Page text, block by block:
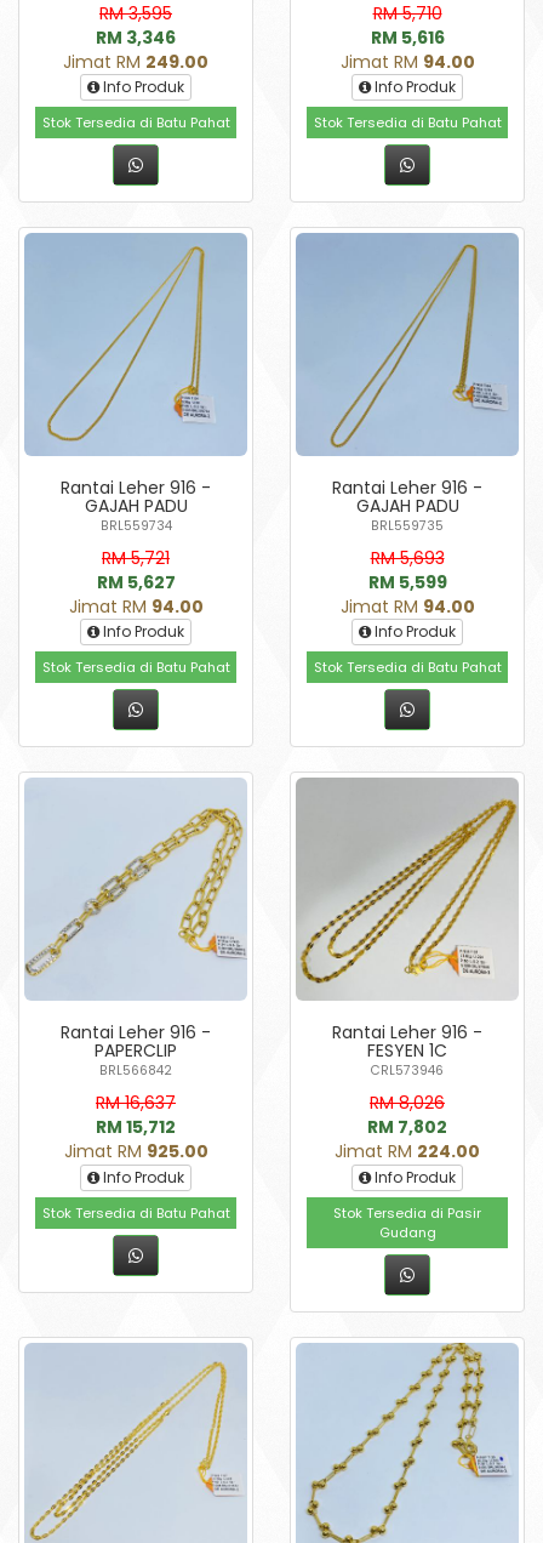
RM 3,595
RM 3,346
Jimat RM 249.00
Info Produk
Stok Tersedia di Batu Pahat
RM 5,710
RM 5,616
Jimat RM 94.00
Info Produk
Stok Tersedia di Batu Pahat
Rantai Leher 916 -
GAJAH PADU
BRL559734
RM 5,721
RM 5,627
Jimat RM 94.00
Info Produk
Stok Tersedia di Batu Pahat
Rantai Leher 916 -
GAJAH PADU
BRL559735
RM 5,693
RM 5,599
Jimat RM 94.00
Info Produk
Stok Tersedia di Batu Pahat
Rantai Leher 916 -
PAPERCLIP
BRL566842
RM 16,637
RM 15,712
Jimat RM 925.00
Info Produk
Stok Tersedia di Batu Pahat
Rantai Leher 916 -
FESYEN 1C
CRL573946
RM 8,026
RM 7,802
Jimat RM 224.00
Info Produk
Stok Tersedia di Pasir
Gudang